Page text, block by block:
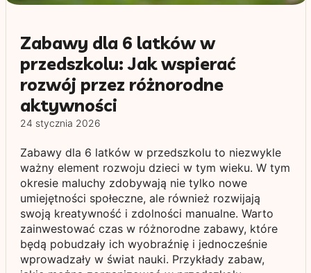
Zabawy dla 6 latków w
przedszkolu: Jak wspierać
rozwój przez różnorodne
aktywności
24 stycznia 2026
Zabawy dla 6 latków w przedszkolu to niezwykle
ważny element rozwoju dzieci w tym wieku. W tym
okresie maluchy zdobywają nie tylko nowe
umiejętności społeczne, ale również rozwijają
swoją kreatywność i zdolności manualne. Warto
zainwestować czas w różnorodne zabawy, które
będą pobudzały ich wyobraźnię i jednocześnie
wprowadzały w świat nauki. Przykłady zabaw,